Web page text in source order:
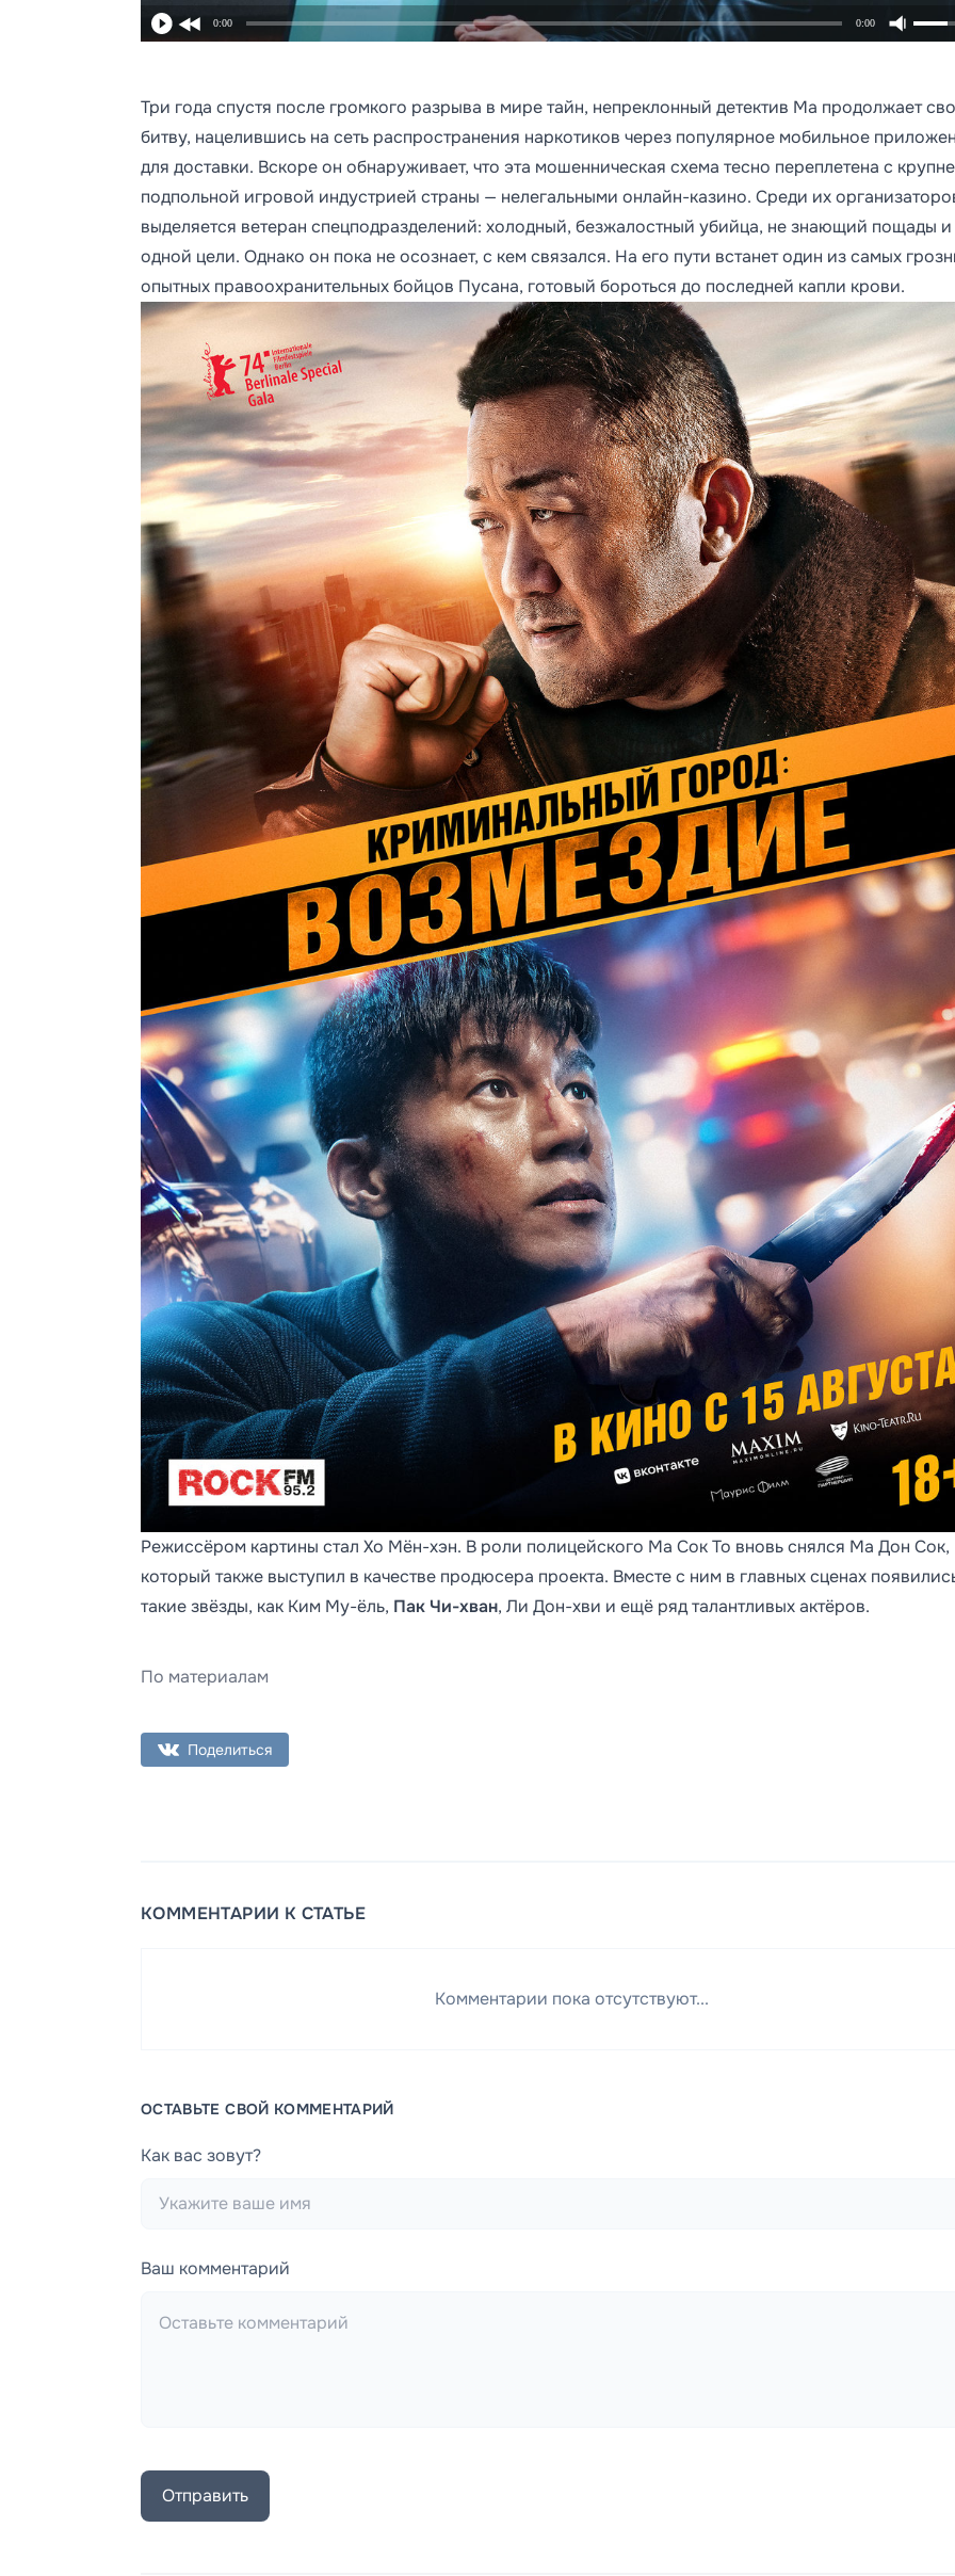
0:00 0:00
Три года спустя после громкого разрыва в мире тайн, непреклонный детектив Ма продолжает
битву, нацелившись на сеть распространения наркотиков через популярное мобильное
для доставки. Вскоре он обнаруживает, что эта мошенническая схема тесно переплетена с
подпольной игровой индустрией страны — нелегальными онлайн-казино. Среди их
выделяется ветеран спецподразделений: холодный, безжалостный убийца, не знающий пощады и
одной цели. Однако он пока не осознает, с кем связался. На его пути встанет один из самых
опытных правоохранительных бойцов Пусана, готовый бороться до последней капли крови.
Режиссёром картины стал Хо Мён-хэн. В роли полицейского Ма Сок То вновь снялся Ма Дон Сок,
который также выступил в качестве продюсера проекта. Вместе с ним в главных сценах
такие звёзды, как Ким Му-ёль, Пак Чи-хван, Ли Дон-хви и ещё ряд талантливых актёров.
По материалам
Поделиться
КОММЕНТАРИИ К СТАТЬЕ
Комментарии пока отсутствуют...
ОСТАВЬТЕ СВОЙ КОММЕНТАРИЙ
Как вас зовут?
Ваш комментарий
Отправить